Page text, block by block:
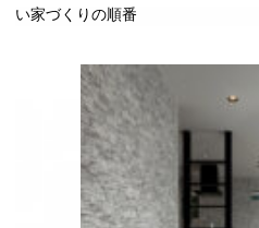
い家づくりの順番